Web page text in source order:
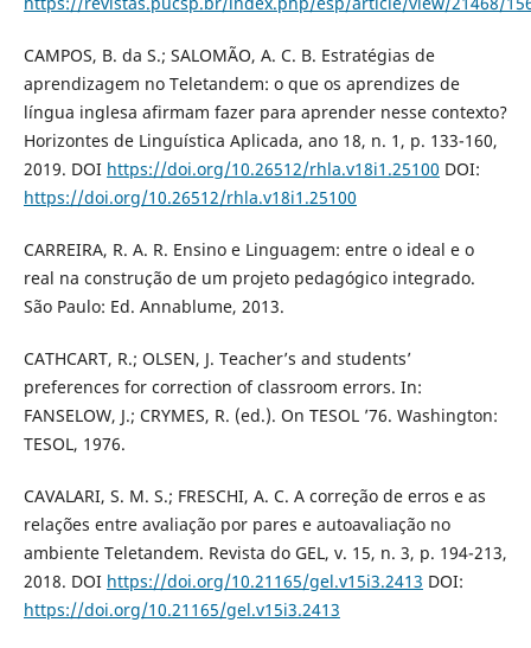
CAMPOS, B. da S.; SALOMÃO, A. C. B. Estratégias de
aprendizagem no Teletandem: o que os aprendizes de
língua inglesa afirmam fazer para aprender nesse contexto?
Horizontes de Linguística Aplicada, ano 18, n. 1, p. 133-160,
2019. DOI https://doi.org/10.26512/rhla.v18i1.25100 DOI:
https://doi.org/10.26512/rhla.v18i1.25100
CARREIRA, R. A. R. Ensino e Linguagem: entre o ideal e o
real na construção de um projeto pedagógico integrado.
São Paulo: Ed. Annablume, 2013.
CATHCART, R.; OLSEN, J. Teacher’s and students’
preferences for correction of classroom errors. In:
FANSELOW, J.; CRYMES, R. (ed.). On TESOL ’76. Washington:
TESOL, 1976.
CAVALARI, S. M. S.; FRESCHI, A. C. A correção de erros e as
relações entre avaliação por pares e autoavaliação no
ambiente Teletandem. Revista do GEL, v. 15, n. 3, p. 194-213,
2018. DOI https://doi.org/10.21165/gel.v15i3.2413 DOI:
https://doi.org/10.21165/gel.v15i3.2413